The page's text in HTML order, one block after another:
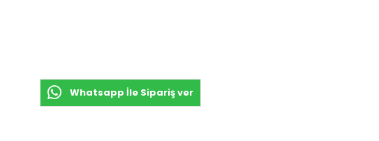
Whatsapp İle Sipariş ver